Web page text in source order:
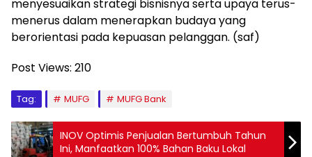
menyesuaikan strategi bisnisnya serta upaya terus-
menerus dalam menerapkan budaya yang
berorientasi pada kepuasan pelanggan. (saf)
Post Views: 210
Tag: MUFG MUFG Bank
INOV Optimis Penjualan Bertumbuh Tahun
Ini, Manfaatkan 100% Bahan Baku Lokal